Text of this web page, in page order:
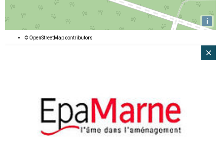
i
© OpenStreetMapcontributors